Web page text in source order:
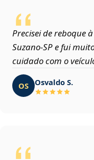
Precisei de reboque
Suzano‑SP e fui
cuidado com o
OS Osvaldo S.